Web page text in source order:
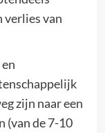
verlies van
zijn naar een
(van de 7-10